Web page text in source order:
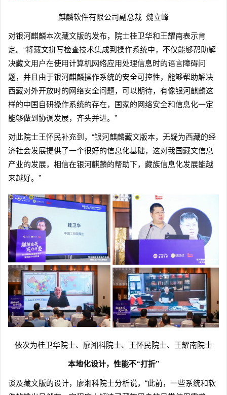
麒麟软件有限公司副总裁 魏立峰
对银河麒麟本次藏文版的发布，院士桂卫华和王耀南表示肯
定。“将藏文拼写检查技术集成到操作系统中，不仅能够帮助解
决藏文用户在使用计算机网络应用处理信息时的语言障碍问
题，并且由于银河麒麟操作系统的安全可控性，能够帮助解决
西藏对外开放时的网络安全问题，可以期待，有像银河麒麟这
样的中国自研操作系统的存在，国家的网络安全和信息化一定
能够做到协调发展，齐头并进。”
对此院士王怀民补充到，“银河麒麟藏文版本，无疑为西藏的经
济社会发展提供了一个很好的信息化基础，这对我国藏文信息
产业的发展，相信在银河麒麟的帮助下，藏族信息化发展能越
来越好。”
依次为桂卫华院士、廖湘科院士、王怀民院士、王耀南院士
本地化设计，性能不“打折”
谈及藏文版的设计，廖湘科院士分析说，“此前，一些系统和软